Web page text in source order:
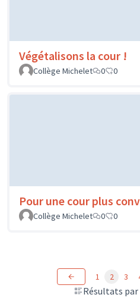
Végétalisons la cour !
Collège Michelet
0 0
Pour une cour plus
Collège Michelet
0 0
Résultats par
1 2 3